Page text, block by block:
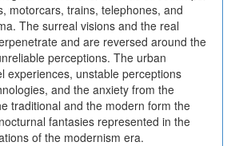
motorcars, trains, telephones, and
The surreal visions and the real
and are reversed around the
perceptions. The urban
experiences, unstable perceptions
and the anxiety from the
traditional and the modern form the
fantasies represented in the
of the modernism era.